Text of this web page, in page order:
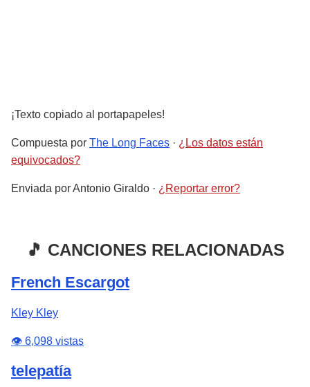
¡Texto copiado al portapapeles!
Compuesta por The Long Faces · ¿Los datos están
equivocados?
Enviada porAntonio Giraldo · ¿Reportar error?
🎵 CANCIONES RELACIONADAS
French Escargot
Kley Kley
👁️ 6,098 vistas
telepatía